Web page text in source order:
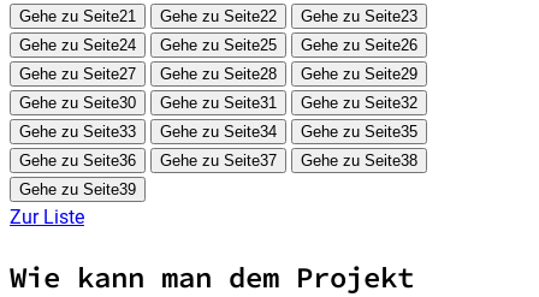
Gehe zu Seite21
Gehe zu Seite22
Gehe zu Seite23
Gehe zu Seite24
Gehe zu Seite25
Gehe zu Seite26
Gehe zu Seite27
Gehe zu Seite28
Gehe zu Seite29
Gehe zu Seite30
Gehe zu Seite31
Gehe zu Seite32
Gehe zu Seite33
Gehe zu Seite34
Gehe zu Seite35
Gehe zu Seite36
Gehe zu Seite37
Gehe zu Seite38
Gehe zu Seite39
Zur Liste
Wie kann man dem Projekt